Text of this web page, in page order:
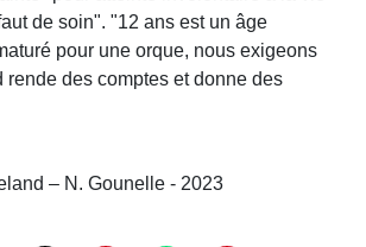
de soin". "12 ans est un âge
pour une orque, nous exigeons
rende des comptes et donne des
– N. Gounelle - 2023